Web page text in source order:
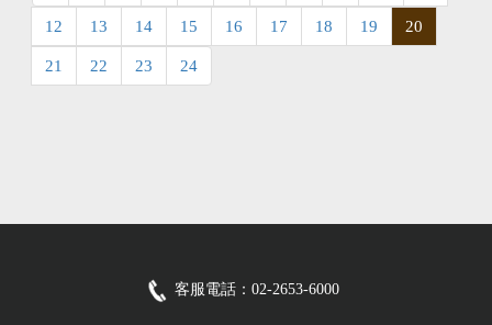
12 13 14 15 16 17 18 19 20
21 22 23 24
客服電話：02-2653-6000